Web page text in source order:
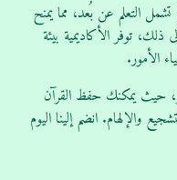
تشمل التعلم عن بُعد، مما يمنح
ذلك، توفر الأكاديمية بيئة
الأمور.
حيث يمكنك حفظ القرآن
والإلهام. انضم إلينا اليوم